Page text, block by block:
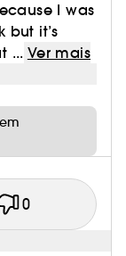
I was
but it’s
... Ver mais
0